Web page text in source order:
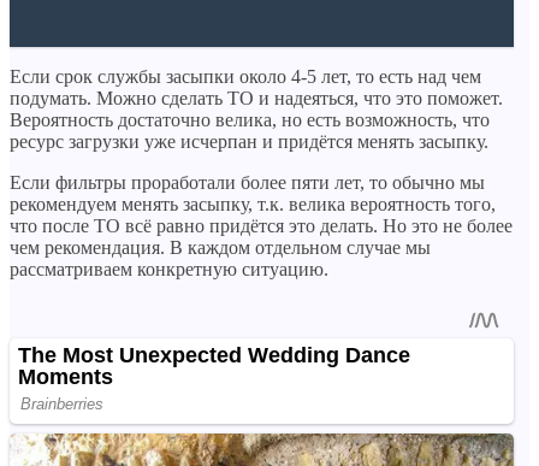
Если срок службы засыпки около 4-5 лет, то есть над чем
подумать. Можно сделать ТО и надеяться, что это поможет.
Вероятность достаточно велика, но есть возможность, что
ресурс загрузки уже исчерпан и придётся менять засыпку.
Если фильтры проработали более пяти лет, то обычно мы
рекомендуем менять засыпку, т.к. велика вероятность того,
что после ТО всё равно придётся это делать. Но это не более
чем рекомендация. В каждом отдельном случае мы
рассматриваем конкретную ситуацию.